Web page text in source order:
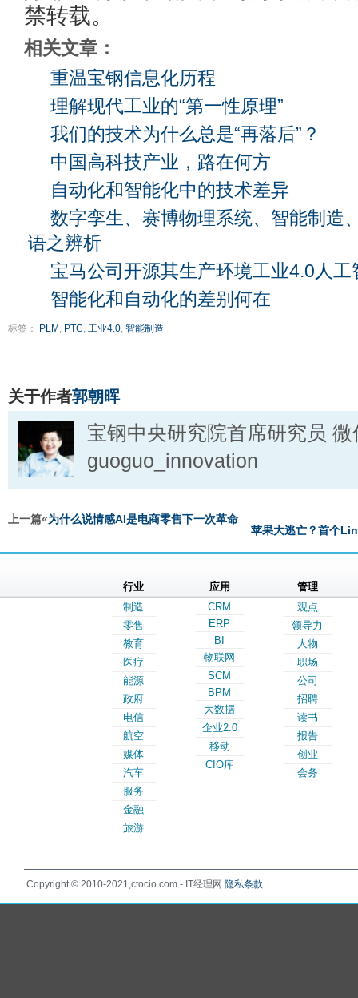
禁转载。
相关文章：
重温宝钢信息化历程
理解现代工业的“第一性原理”
我们的技术为什么总是“再落后”？
中国高科技产业，路在何方
自动化和智能化中的技术差异
数字孪生、赛博物理系统、智能制造
语之辨析
宝马公司开源其生产环境工业4.0人工
智能化和自动化的差别何在
标签： PLM , PTC, 工业4.0, 智能制造
关于作者郭朝晖
宝钢中央研究院首席研究员 微
guoguo_innovation
上一篇«为什么说情感AI是电商零售下一次革命
苹果大逃亡？首个
行业
制造
零售
教育
医疗
能源
政府
电信
航空
媒体
汽车
服务
金融
旅游
应用
CRM
ERP
BI
物联网
SCM
BPM
大数据
企业2.0
移动
CIO库
管理
观点
领导力
人物
职场
公司
招聘
读书
报告
创业
会务
Copyright © 2010-2021,ctocio.com - IT经理网 隐私条款